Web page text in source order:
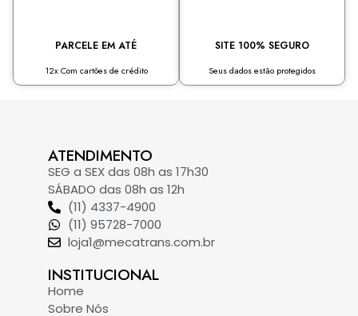
PARCELE EM ATÉ
12x Com cartões de crédito
SITE 100% SEGURO
Seus dados estão protegidos
ATENDIMENTO
SEG a SEX das 08h as 17h30
SÁBADO das 08h as 12h
(11) 4337-4900
(11) 95728-7000
loja1@mecatrans.com.br
INSTITUCIONAL​
Home
Sobre Nós